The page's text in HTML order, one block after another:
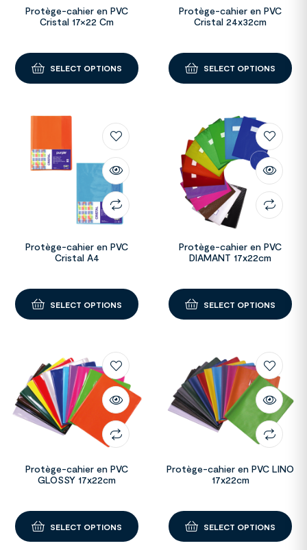
Protège-cahier en PVC
Cristal 17×22 Cm
SELECT OPTIONS
Protège-cahier en PVC
Cristal 24x32cm
SELECT OPTIONS
Protège-cahier en PVC
Cristal A4
SELECT OPTIONS
Protège-cahier en PVC
DIAMANT 17x22cm
SELECT OPTIONS
Protège-cahier en PVC
GLOSSY 17x22cm
SELECT OPTIONS
Protège-cahier en PVC LINO
17x22cm
SELECT OPTIONS